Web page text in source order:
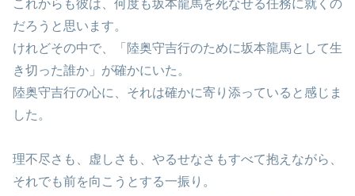
これからも彼は、何度も坂本龍馬を死なせる任務に就くの
だろうと思います。
けれどその中で、「陸奥守吉行のために坂本龍馬として生
き切った誰か」が確かにいた。
陸奥守吉行の心に、それは確かに寄り添っていると感じま
した。
理不尽さも、虚しさも、やるせなさもすべて抱えながら、
それでも前を向こうとする一振り。